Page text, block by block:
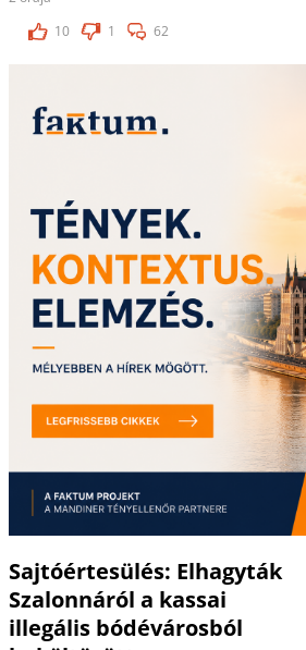
10
1 62
Sajtóértesülés: Elhagyták
Szalonnáról a kassai
illegális bódévárosból